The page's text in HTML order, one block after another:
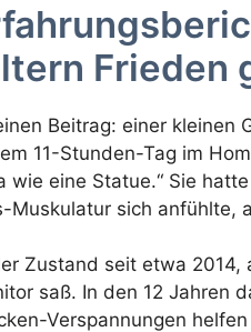
Frieden
Beitrag: einer kleinen
11-Stunden-Tag im
eine Statue.“ Sie
sich anfühlte,
Zustand seit etwa
saß. In den 12 Jahren
Verspannungen